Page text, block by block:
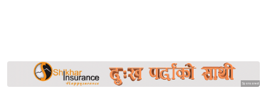
Sponsored